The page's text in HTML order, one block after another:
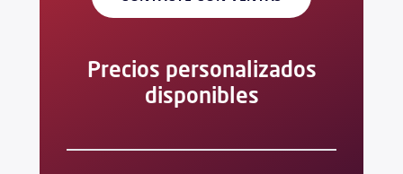
Precios personalizados
disponibles